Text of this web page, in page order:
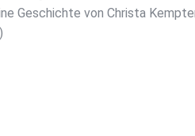
Geschichte von Christa